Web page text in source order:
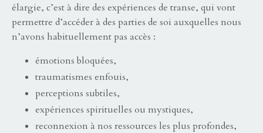
élargie, c’est à dire des expériences de transe, qui vont
permettre d’accéder à des parties de soi auxquelles nous
n’avons habituellement pas accès :
émotions bloquées,
traumatismes enfouis,
perceptions subtiles,
expériences spirituelles ou mystiques,
reconnexion à nos ressources les plus profondes,